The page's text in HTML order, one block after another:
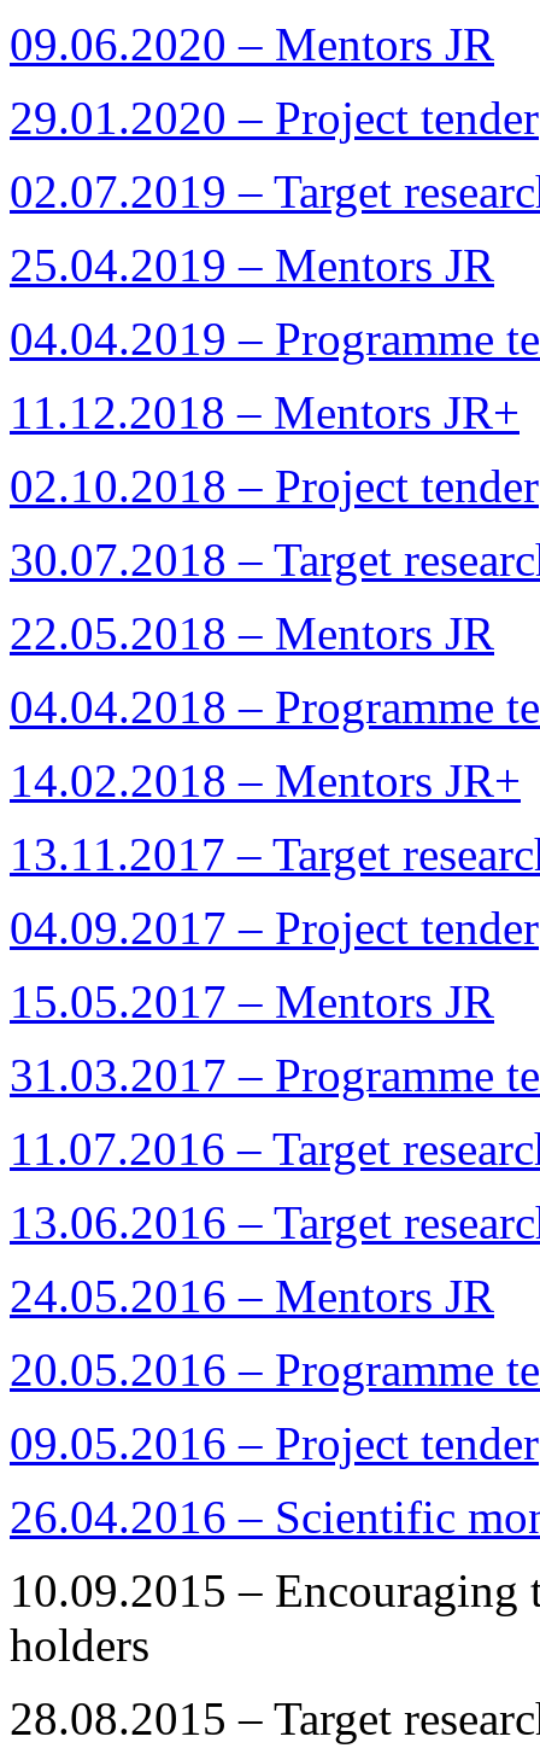
09.06.2020 – Mentors JR
29.01.2020 – Project tender
02.07.2019 – Target
25.04.2019 – Mentors JR
04.04.2019 – Programme
11.12.2018 – Mentors JR+
02.10.2018 – Project tender
30.07.2018 – Target
22.05.2018 – Mentors JR
04.04.2018 – Programme
14.02.2018 – Mentors JR+
13.11.2017 – Target
04.09.2017 – Project tender
15.05.2017 – Mentors JR
31.03.2017 – Programme
11.07.2016 – Target
13.06.2016 – Target
24.05.2016 – Mentors JR
20.05.2016 – Programme
09.05.2016 – Project tender
26.04.2016 – Scientific
10.09.2015 –
holders
28.08.2015 – Target